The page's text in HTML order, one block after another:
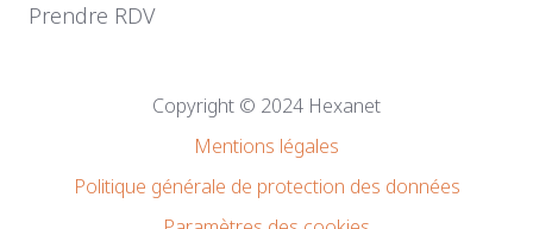
Prendre RDV
Copyright © 2024 Hexanet
Mentions légales
Politique générale de protection des données